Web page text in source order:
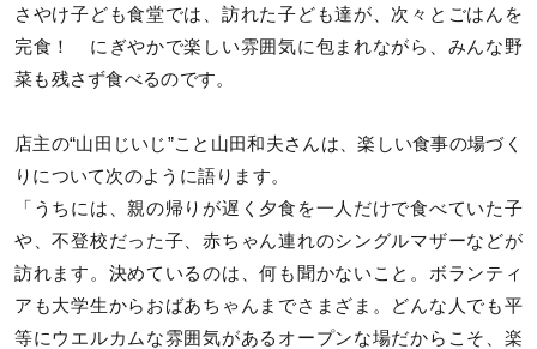
さやけ子ども食堂では、訪れた子ども達が、次々とごはんを
完食！ にぎやかで楽しい雰囲気に包まれながら、みんな野
菜も残さず食べるのです。
店主の“山田じいじ”こと山田和夫さんは、楽しい食事の場づく
りについて次のように語ります。
「うちには、親の帰りが遅く夕食を一人だけで食べていた子
や、不登校だった子、赤ちゃん連れのシングルマザーなどが
訪れます。決めているのは、何も聞かないこと。ボランティ
アも大学生からおばあちゃんまでさまざま。どんな人でも平
等にウエルカムな雰囲気があるオープンな場だからこそ、楽